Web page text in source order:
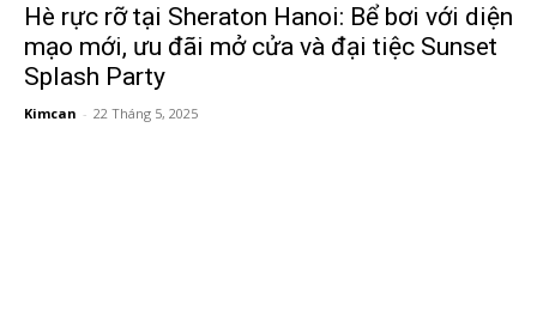
Hè rực rỡ tại Sheraton Hanoi: Bể bơi với diện
mạo mới, ưu đãi mở cửa và đại tiệc Sunset
Splash Party
Kimcan - 22 Tháng 5, 2025